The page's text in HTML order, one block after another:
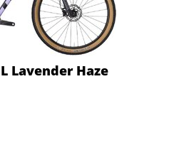
Lavender Haze